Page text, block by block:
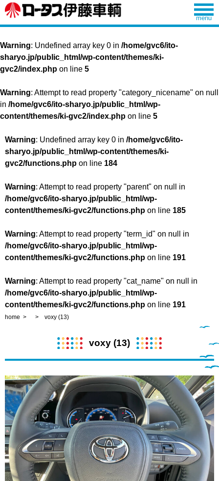
Warning: Undefined array key 0 in /home/gvc6/ito-
sharyo.jp/public_html/wp-content/themes/ki-
gvc2/index.php on line 5
Warning: Attempt to read property "category_nicename" on null
in /home/gvc6/ito-sharyo.jp/public_html/wp-
content/themes/ki-gvc2/index.php on line 5
Warning: Undefined array key 0 in /home/gvc6/ito-
sharyo.jp/public_html/wp-content/themes/ki-
gvc2/functions.php on line 184
Warning: Attempt to read property "parent" on null in
/home/gvc6/ito-sharyo.jp/public_html/wp-
content/themes/ki-gvc2/functions.php on line 185
Warning: Attempt to read property "term_id" on null in
/home/gvc6/ito-sharyo.jp/public_html/wp-
content/themes/ki-gvc2/functions.php on line 191
Warning: Attempt to read property "cat_name" on null in
/home/gvc6/ito-sharyo.jp/public_html/wp-
content/themes/ki-gvc2/functions.php on line 191
home voxy (13)
voxy (13)